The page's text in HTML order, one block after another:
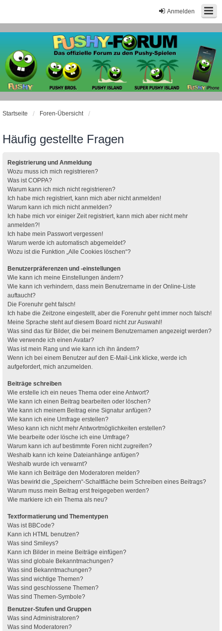
Anmelden
Startseite Foren-Übersicht
Häufig gestellte Fragen
Registrierung und Anmeldung
Wozu muss ich mich registrieren?
Was ist COPPA?
Warum kann ich mich nicht registrieren?
Ich habe mich registriert, kann mich aber nicht anmelden!
Warum kann ich mich nicht anmelden?
Ich habe mich vor einiger Zeit registriert, kann mich aber nicht mehr
anmelden?!
Ich habe mein Passwort vergessen!
Warum werde ich automatisch abgemeldet?
Wozu ist die Funktion „Alle Cookies löschen“?
Benutzerpräferenzen und -einstellungen
Wie kann ich meine Einstellungen ändern?
Wie kann ich verhindern, dass mein Benutzername in der Online-Liste
auftaucht?
Die Forenuhr geht falsch!
Ich habe die Zeitzone eingestellt, aber die Forenuhr geht immer noch falsch!
Meine Sprache steht auf diesem Board nicht zur Auswahl!
Was sind das für Bilder, die bei meinem Benutzernamen angezeigt werden?
Wie verwende ich einen Avatar?
Was ist mein Rang und wie kann ich ihn ändern?
Wenn ich bei einem Benutzer auf den E-Mail-Link klicke, werde ich
aufgefordert, mich anzumelden.
Beiträge schreiben
Wie erstelle ich ein neues Thema oder eine Antwort?
Wie kann ich einen Beitrag bearbeiten oder löschen?
Wie kann ich meinem Beitrag eine Signatur anfügen?
Wie kann ich eine Umfrage erstellen?
Wieso kann ich nicht mehr Antwortmöglichkeiten erstellen?
Wie bearbeite oder lösche ich eine Umfrage?
Warum kann ich auf bestimmte Foren nicht zugreifen?
Weshalb kann ich keine Dateianhänge anfügen?
Weshalb wurde ich verwarnt?
Wie kann ich Beiträge den Moderatoren melden?
Was bewirkt die „Speichern“-Schaltfläche beim Schreiben eines Beitrags?
Warum muss mein Beitrag erst freigegeben werden?
Wie markiere ich ein Thema als neu?
Textformatierung und Thementypen
Was ist BBCode?
Kann ich HTML benutzen?
Was sind Smileys?
Kann ich Bilder in meine Beiträge einfügen?
Was sind globale Bekanntmachungen?
Was sind Bekanntmachungen?
Was sind wichtige Themen?
Was sind geschlossene Themen?
Was sind Themen-Symbole?
Benutzer-Stufen und Gruppen
Was sind Administratoren?
Was sind Moderatoren?